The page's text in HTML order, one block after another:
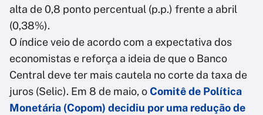
alta de 0,8 ponto percentual (p.p.) frente a abril
(0,38%).
O índice veio de acordo com a expectativa dos
economistas e reforça a ideia de que o Banco
Central deve ter mais cautela no corte da taxa de
juros (Selic). Em 8 de maio, oComitê de Política
Monetária (Copom) decidiu por uma redução de